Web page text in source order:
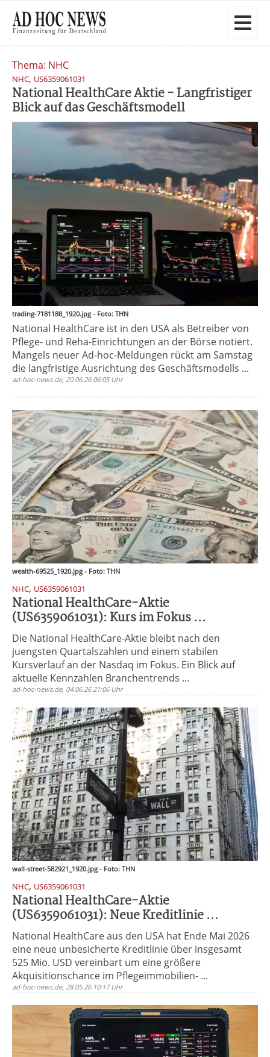
Thema: NHC
NHC, US6359061031
National HealthCare Aktie - Langfristiger
Blick auf das Geschäftsmodell
trading-7181188_1920.jpg - Foto: THN
National HealthCare ist in den USA als Betreiber von
Pflege- und Reha-Einrichtungen an der Börse notiert.
Mangels neuer Ad-hoc-Meldungen rückt am Samstag
die langfristige Ausrichtung des Geschäftsmodells ...
ad-hoc-news.de, 20.06.26 06:05 Uhr
wealth-69525_1920.jpg - Foto: THN
NHC, US6359061031
National HealthCare-Aktie
(US6359061031): Kurs im Fokus ...
Die National HealthCare-Aktie bleibt nach den
juengsten Quartalszahlen und einem stabilen
Kursverlauf an der Nasdaq im Fokus. Ein Blick auf
aktuelle Kennzahlen Branchentrends ...
ad-hoc-news.de, 04.06.26 21:06 Uhr
wall-street-582921_1920.jpg - Foto: THN
NHC, US6359061031
National HealthCare-Aktie
(US6359061031): Neue Kreditlinie ...
National HealthCare aus den USA hat Ende Mai 2026
eine neue unbesicherte Kreditlinie über insgesamt
525 Mio. USD vereinbart um eine größere
Akquisitionschance im Pflegeimmobilien- ...
ad-hoc-news.de, 28.05.26 10:17 Uhr